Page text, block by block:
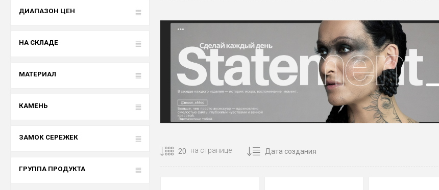
на странице
ДИАПАЗОН ЦЕН
НА СКЛАДЕ
МАТЕРИАЛ
КАМЕНЬ
ЗАМОК СЕРЕЖЕК
ГРУППА ПРОДУКТА